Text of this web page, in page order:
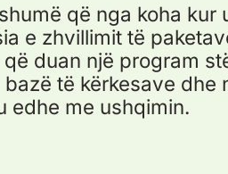
që nga koha kur
e zhvillimit të
duan një program
të kërkesave dhe
edhe me ushqimin.